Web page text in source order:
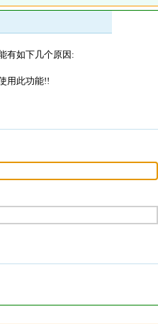
有如下几个原因:
用此功能!!